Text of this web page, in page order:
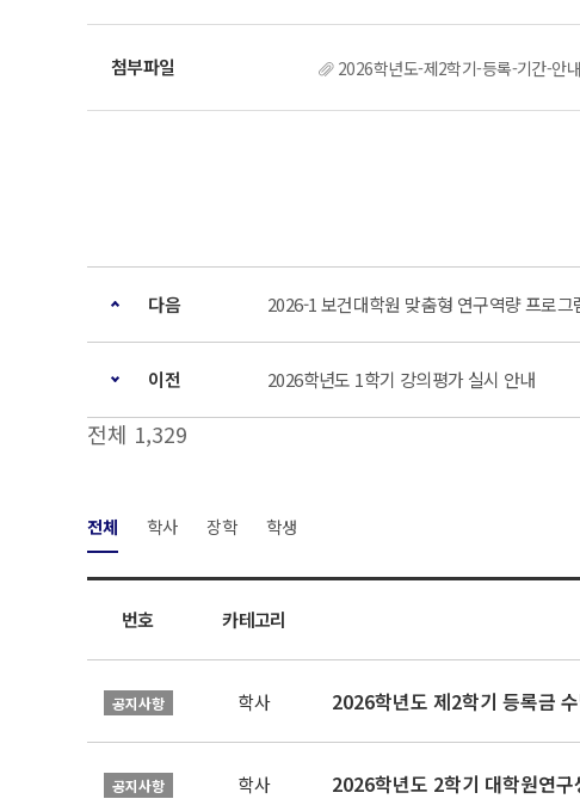
2026학년도-제2학기-등록-기간-안
다음 2026-1 보건대학원 맞춤형 연구역량 프로
이전 2026학년도 1학기 강의평가 실시 안내
전체 1,329
전체 학사 장학 학생
번호 카테고리
공지사항 학사 2026학년도 제2학기 등록금
공지사항 학사 2026학년도 2학기 대학원연구